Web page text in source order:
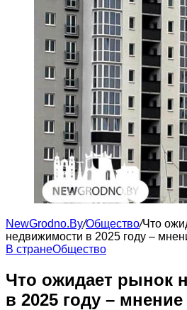
NewGrodno.By/Общество/Что
недвижимости в 2025 году –
В странеОбщество
Что ожидает рынок
в 2025 году –